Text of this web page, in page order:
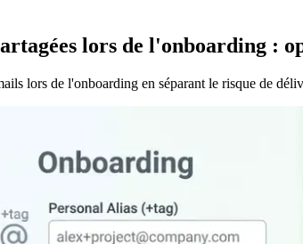
lors de l'onboarding :
lors de l'onboarding en séparant le risque de